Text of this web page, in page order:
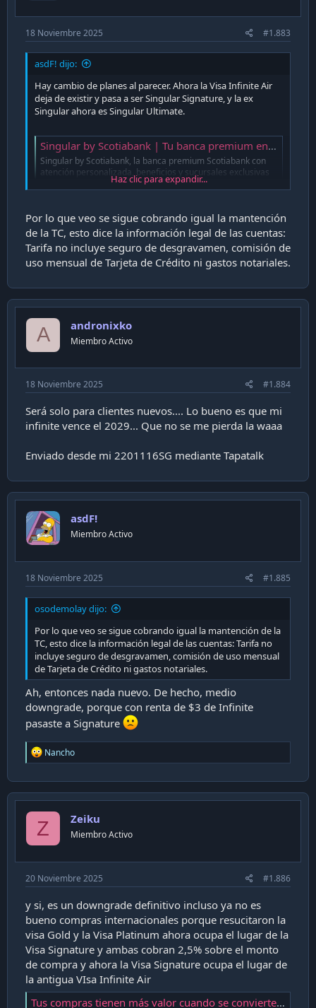
18 Noviembre 2025 #1.883
asdF! dijo:
Hay cambio de planes al parecer. Ahora la Visa Infinite Air
deja de existir y pasa a ser Singular Signature, y la ex
Singular ahora es Singular Ultimate.
Singular by Scotiabank | Tu banca premium en Chile
Singular by Scotiabank, la banca premium Scotiabank con
atención personalizada, beneficios y sucursales exclusivas
para una experiencia financiera diferente.
Se supone que ahora cobran por plan que ya
incluye mantención de TC, no como ahora que la
mantención de la TC iba por separado del plan.
Alguien tiene más info? Han hecho el cambio? O todo se
mantiene igual? xD
Haz clic para expandir...
Por lo que veo se sigue cobrando igual la mantención
de la TC, esto dice la información legal de las cuentas:
Tarifa no incluye seguro de desgravamen, comisión de
uso mensual de Tarjeta de Crédito ni gastos notariales.
A andronixko
Miembro Activo
18 Noviembre 2025 #1.884
Será solo para clientes nuevos.... Lo bueno es que mi
infinite vence el 2029... Que no se me pierda la waaa
Enviado desde mi 2201116SG mediante Tapatalk
asdF!
Miembro Activo
18 Noviembre 2025 #1.885
osodemolay dijo:
Por lo que veo se sigue cobrando igual la mantención de la
TC, esto dice la información legal de las cuentas: Tarifa no
incluye seguro de desgravamen, comisión de uso mensual
de Tarjeta de Crédito ni gastos notariales.
Ah, entonces nada nuevo. De hecho, medio
downgrade, porque con renta de $3 de Infinite
pasaste a Signature
R
e
c
t
o
n
Nancho
Z Zeiku
Miembro Activo
20 Noviembre 2025 #1.886
y si, es un downgrade definitivo incluso ya no es
bueno compras internacionales porque resucitaron la
visa Gold y la Visa Platinum ahora ocupa el lugar de la
Visa Signature y ambas cobran 2,5% sobre el monto
de compra y ahora la Visa Signature ocupa el lugar de
la antigua VIsa Infinite Air
Tus compras tienen más valor cuando se convierten en experiencias